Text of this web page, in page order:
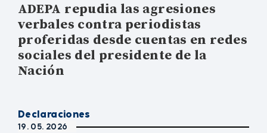
ADEPA repudia las agresiones
verbales contra periodistas
proferidas desde cuentas en redes
sociales del presidente de la
Nación
Declaraciones
19. 05. 2026